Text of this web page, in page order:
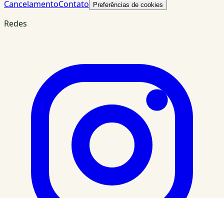
CancelamentoContato Preferências de cookies
Redes